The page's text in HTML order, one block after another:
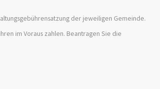
der jeweiligen Gemeinde.
im Voraus zahlen. Beantragen Sie die